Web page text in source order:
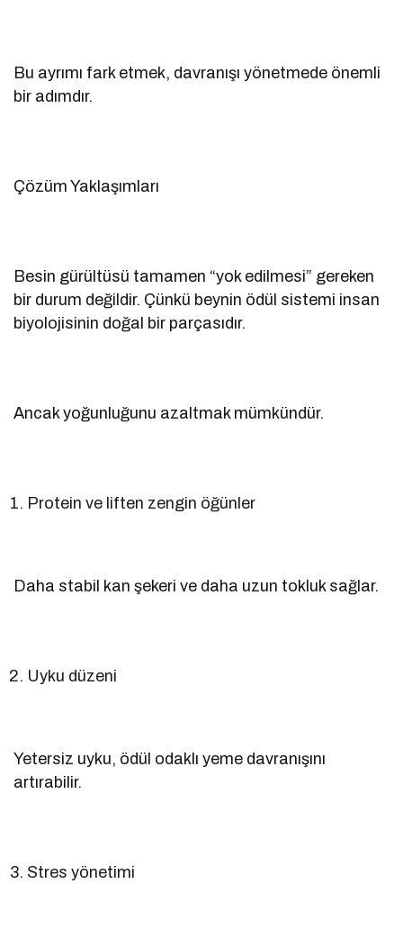
Bu ayrımı fark etmek, davranışı yönetmede önemli
bir adımdır.
Çözüm Yaklaşımları
Besin gürültüsü tamamen “yok edilmesi” gereken
bir durum değildir. Çünkü beynin ödül sistemi insan
biyolojisinin doğal bir parçasıdır.
Ancak yoğunluğunu azaltmak mümkündür.
Protein ve liften zengin öğünler
Daha stabil kan şekeri ve daha uzun tokluk sağlar.
Uyku düzeni
Yetersiz uyku, ödül odaklı yeme davranışını
artırabilir.
Stres yönetimi